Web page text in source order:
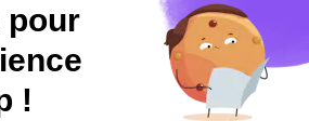
entreprises/prevenir-vos-
des-actions-de-
pour-les-entrepr.html 2024-08-